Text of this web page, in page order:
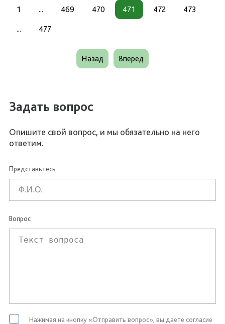
1 ... 469 470 471 472 473
... 477
Назад Вперед
Задать вопрос
Опишите свой вопрос, и мы обязательно на него
ответим.
Представьтесь
Вопрос
Нажимая на кнопку «Отправить вопрос», вы даете согласие